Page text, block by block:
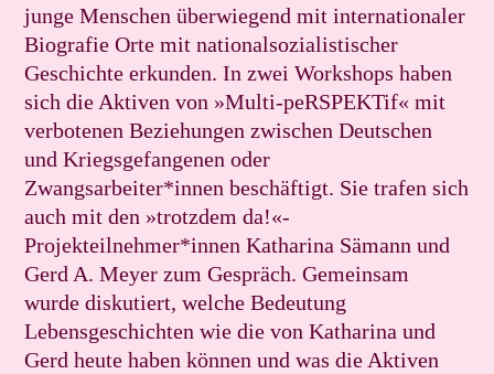
junge Menschen überwiegend mit internationaler
Biografie Orte mit nationalsozialistischer
Geschichte erkunden. In zwei Workshops haben
sich die Aktiven von »Multi-peRSPEKTif« mit
verbotenen Beziehungen zwischen Deutschen
und Kriegsgefangenen oder
Zwangsarbeiter*innen beschäftigt. Sie trafen sich
auch mit den »trotzdem da!«-
Projekteilnehmer*innen Katharina Sämann und
Gerd A. Meyer zum Gespräch. Gemeinsam
wurde diskutiert, welche Bedeutung
Lebensgeschichten wie die von Katharina und
Gerd heute haben können und was die Aktiven